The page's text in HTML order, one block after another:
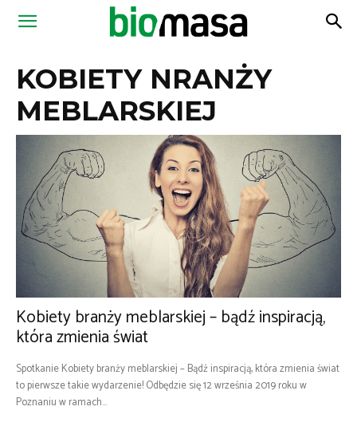
Magazyn
KOBIETY NRANŻY
MEBLARSKIEJ
Kobiety branży meblarskiej – bądź inspiracją,
która zmienia świat
Spotkanie Kobiety branży meblarskiej – Bądź inspiracją, która zmienia świat
to pierwsze takie wydarzenie! Odbędzie się 12 września 2019 roku w
Poznaniu w ramach...